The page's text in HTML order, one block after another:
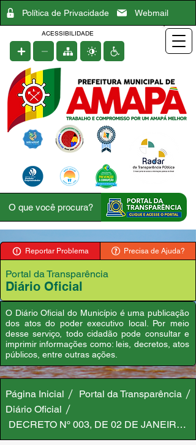
Política de Privacidade Webmail
ACESSIBILIDADE
Reportar Problema Precisa de Ajuda?
Portal da Transparência
Diário Oficial
O Diário Oficial do Município é uma publicação
dos atos do poder executivo local. Por meio
desse serviço, todo cidadão pode consultar e
imprimir informações como: leis, decretos, atos
públicos, entre outras ações.
Página Inicial
Portal da Transparência
Diário Oficial
DECRETO Nº 003, DE 02 DE JANEIRO